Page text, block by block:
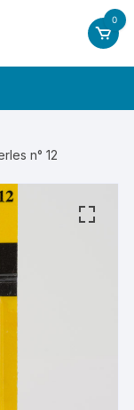
0
n° 12